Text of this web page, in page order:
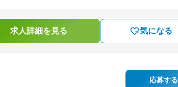
求人詳細を見る 気になる
応募する